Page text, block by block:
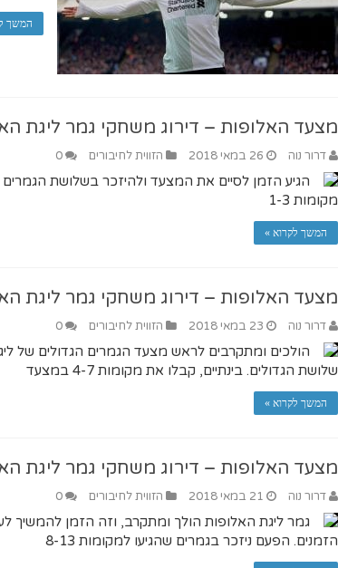
המשך
מצעד האלופות – דירוג משחקי גמר ליגת
דרור נוה 26 במאי 2018 הזווית לחיבורים 0
הגיע הזמן לסיים את המצעד ולהיזכר בשלושת הגמרים
מקומות 1-3
המשך לקרוא »
מצעד האלופות – דירוג משחקי גמר ליגת
דרור נוה 23 במאי 2018 הזווית לחיבורים 0
הולכים ומתקרבים לראש מצעד הגמרים הגדולים של
שלושת הגדולים. בינתיים, קבלו את מקומות 4-7 במצעד
המשך לקרוא »
מצעד האלופות – דירוג משחקי גמר ליגת
דרור נוה 21 במאי 2018 הזווית לחיבורים 0
גמר ליגת האלופות הולך ומתקרב, וזה הזמן
הזמנים. הפעם ניזכר בגמרים שהגיעו למקומות 8-13